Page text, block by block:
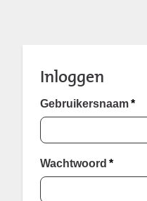
Inloggen
Gebruikersnaam *
Wachtwoord *